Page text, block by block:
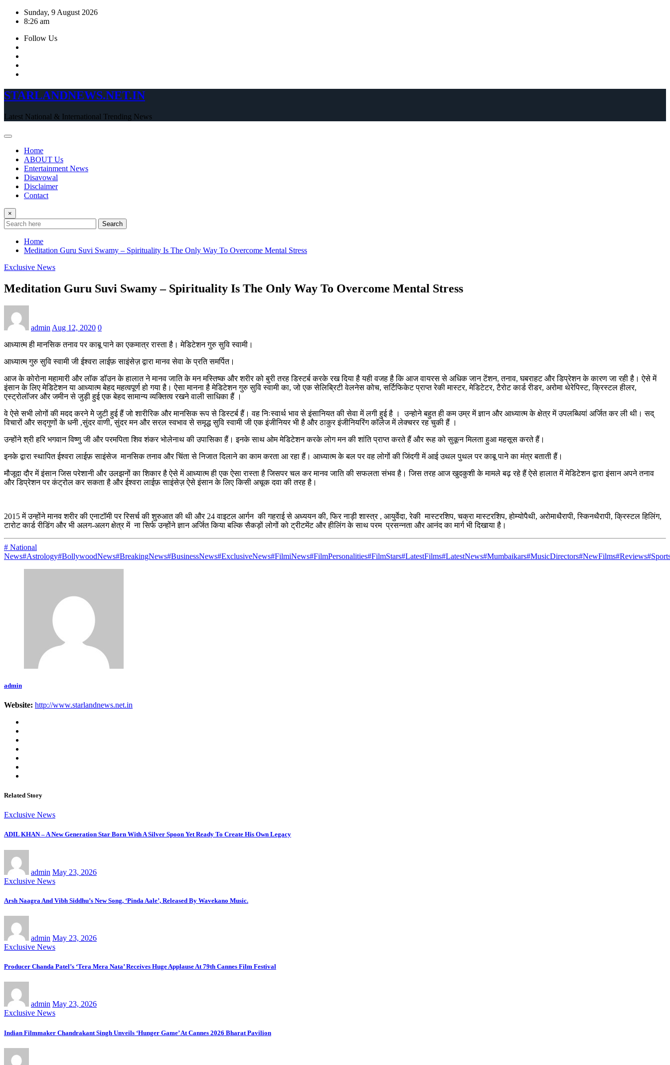
Skip
Sunday, 9 August 2026
8:26 am
Follow Us
STARLANDNEWS.NET.IN
Latest National & International Trending News
Home
ABOUT Us
Entertainment News
Disavowal
Disclaimer
Contact
×
Search
Home
Meditation Guru Suvi Swamy – Spirituality Is The Only Way To Overcome Mental Stress
Exclusive News
Meditation Guru Suvi Swamy – Spirituality Is The Only Way To Overcome Mental Stress
admin Aug 12, 2020 0
आध्यात्म ही मानसिक तनाव पर काबू पाने का एकमात्र रास्ता है। मेडिटेशन गुरु सुवि स्वामी।
आध्यात्म गुरु सुवि स्वामी जी ईश्वरा लाईफ़ साइंसेज़ द्वारा मानव सेवा के प्रति समर्पित।
आज के कोरोना महामारी और लॉक डॉउन के हालात ने मानव जाति के मन मस्तिष्क और शरीर को बुरी तरह डिस्टर्ब करके रख दिया है यही वजह है कि आज वायरस से अधिक जान टेंशन, तनाव, घबराहट और डिप्रेशन के कारण जा रही है। ऐसे में
इंसान के लिए मेडिटेशन या आध्यात्म बेहद महत्वपूर्ण हो गया है। ऐसा मानना है मेडिटेशन गुरु सुवि स्वामी का, जो एक सेलिब्रिटी वेलनेस कोच, सर्टिफिकेट प्राप्त रेकी मास्टर, मेडिटेटर, टैरोट कार्ड रीडर, अरोमा थेरेपिस्ट, क्रिस्टल हीलर,
एस्ट्रोलॉजर और जमीन से जुड़ी हुई एक बेहद सामान्य व्यक्तित्व रखने वाली साधिका हैं ।
वे ऐसे सभी लोगों की मदद करने मेे जुटी हुई हैं जो शारीरिक और मानसिक रूप से डिस्टर्ब हैं। वह निःस्वार्थ भाव से इंसानियत की सेवा में लगी हुई है । उन्होने बहुत ही कम उम्र में ज्ञान और आध्यात्म के क्षेत्र में उपलब्धियां अर्जित कर ली थी। सद्
विचारों और सद्गुणों के धनी ,सुंदर वाणी, सुंदर मन और सरल स्वभाव से समृद्ध सुवि स्वामी जी एक इंजीनियर भी है और ठाकुर इंजीनियरिंग कॉलेज में लेक्चरर रह चुकी हैं ।
उन्होंने श्री हरि भगवान विष्णु जी और परमपिता शिव शंकर भोलेनाथ की उपासिका हैं। इनके साथ ओम मेडिटेशन करके लोग मन की शांति प्राप्त करते हैं और रूह को सुकून मिलता हुआ महसूस करते हैं।
इनके द्वारा स्थापित ईश्वरा लाईफ़ साइंसेज मानसिक तनाव और चिंता से निजात दिलाने का काम करता आ रहा हैं। आध्यात्म के बल पर वह लोगों की जिंदगी में आई उथल पुथल पर काबू पाने का मंत्र बताती हैं।
मौजूदा दौर में इंसान जिस परेशानी और उलझनों का शिकार है ऐसे में आध्यात्म ही एक ऐसा रास्ता है जिसपर चल कर मानव जाति की सफलता संभव है। जिस तरह आज खुदकुशी के मामले बढ़ रहे हैं ऐसे हालात में मेडिटेशन द्वारा इंसान अपने तनाव
और डिप्रेशन पर कंट्रोल कर सकता है और ईश्वरा लाईफ़ साइंसेज़ ऐसे इंसान के लिए किसी अचूक दवा की तरह है।
2015 में उन्होंने मानव शरीर की एनाटॉमी पर रिसर्च की शुरुआत की थी और 24 वाइटल आर्गन की गहराई से अध्ययन की, फिर नाड़ी शास्त्र , आयुर्वेदा, रेकी मास्टरशिप, चक्रा मास्टरशिप, होम्योपैथी, अरोमाथैरापी, स्किनथैरापी, क्रिस्टल हिलिंग,
टारोट कार्ड रीडिंग और भी अलग-अलग क्षेत्र में ना सिर्फ उन्होंने ज्ञान अर्जित किया बल्कि सैकड़ों लोगों को ट्रीटमेंट और हीलिंग के साथ परम प्रसन्नता और आनंद का मार्ग भी दिखाया है।
# National
News#Astrology#BollywoodNews#BreakingNews#BusinessNews#ExclusiveNews#FilmiNews#FilmPersonalities#FilmStars#LatestFilms#LatestNews#Mumbaikars#MusicDirectors#NewFilms#Reviews
admin
Website: http://www.starlandnews.net.in
Related Story
Exclusive News
ADIL KHAN – A New Generation Star Born With A Silver Spoon Yet Ready To Create His Own Legacy
admin May 23, 2026
Exclusive News
Arsh Naagra And Vibh Siddhu’s New Song, ‘Pinda Aale’, Released By Wavekano Music.
admin May 23, 2026
Exclusive News
Producer Chanda Patel’s ‘Tera Mera Nata’ Receives Huge Applause At 79th Cannes Film Festival
admin May 23, 2026
Exclusive News
Indian Filmmaker Chandrakant Singh Unveils ‘Hunger Game’ At Cannes 2026 Bharat Pavilion